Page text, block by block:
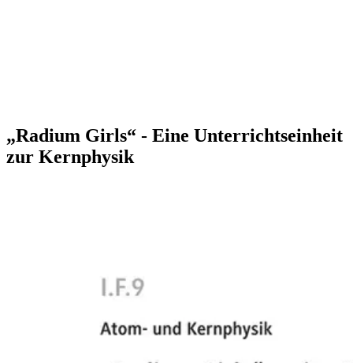
„Radium Girls“ - Eine Unterrichtseinheit
zur Kernphysik